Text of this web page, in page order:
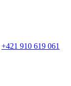
+421 910 619 061